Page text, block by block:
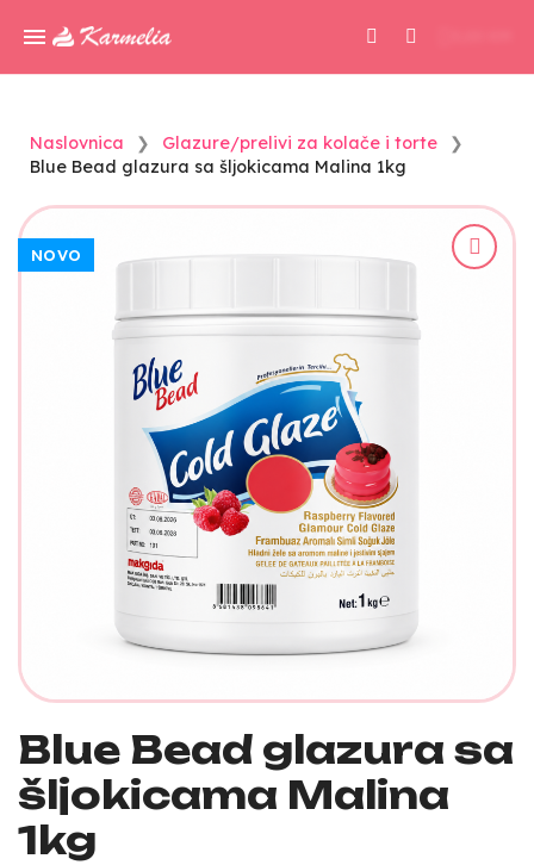
Naslovnica
Glazure/prelivi za kolače i torte
Blue Bead glazura sa šljokicama Malina 1kg
NOVO
Blue Bead glazura sa
šljokicama Malina
1kg